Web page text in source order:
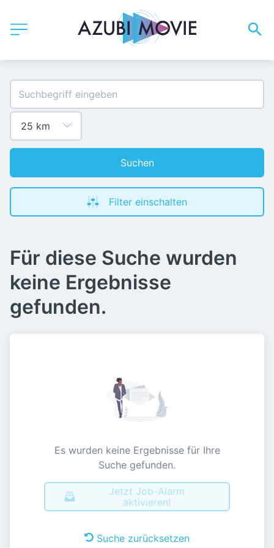
Suchen
Filter einschalten
Für diese Suche wurden
keine Ergebnisse
gefunden.
Es wurden keine Ergebnisse für Ihre
Suche gefunden.
Jetzt Job-Alarm
aktivieren!
Suche zurücksetzen